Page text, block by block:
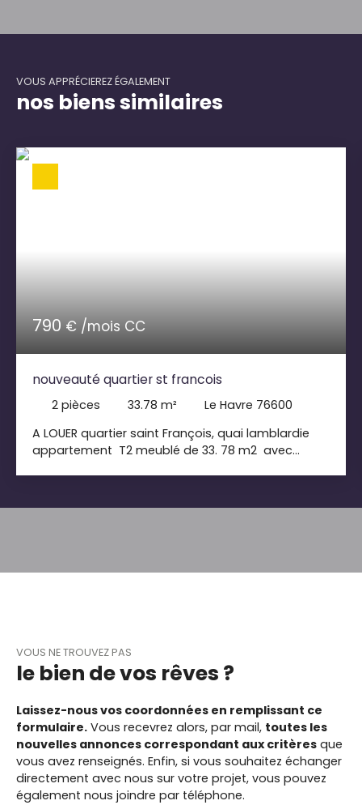
VOUS APPRÉCIEREZ ÉGALEMENT
nos biens similaires
790€ /mois CC
nouveauté quartier st francois
2 pièces 33.78 m²
Le Havre 76600
A LOUER quartier saint François, quai lamblardie
appartement T2 meublé de 33. 78 m2 avec
armoire + bureau. Salle de douches
VOUS NE TROUVEZ PAS
le bien de vos rêves ?
Laissez-nous vos coordonnées en remplissant ce
formulaire. Vous recevrez alors, par mail, toutes les
nouvelles annonces correspondant aux critères que
vous avez renseignés. Enfin, si vous souhaitez échanger
directement avec nous sur votre projet, vous pouvez
également nous joindre par téléphone.